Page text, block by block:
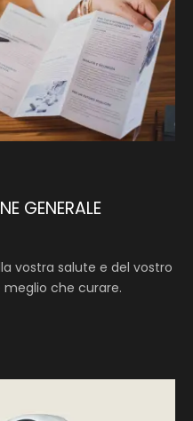
GENERALE
vostra salute e del vostro
meglio che curare.